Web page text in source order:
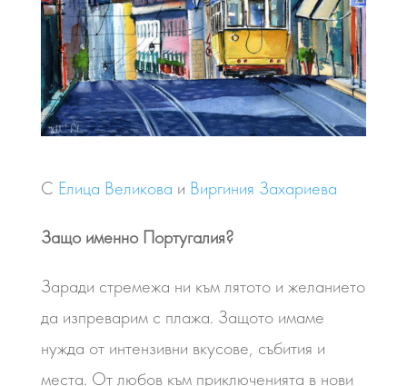
С Елица Великова и Виргиния Захариева
Защо именно Португалия?
Заради стремежа ни към лятото и желанието
да изпреварим с плажа. Защото имаме
нужда от интензивни вкусове, събития и
места. От любов към приключенията в нови